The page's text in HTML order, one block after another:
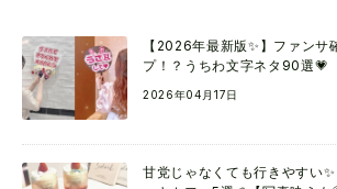
【2026年最新版✨】ファンサ
プ！？うちわ文字ネタ90選💗
2026年04月17日
甘党じゃなくても行きやすい